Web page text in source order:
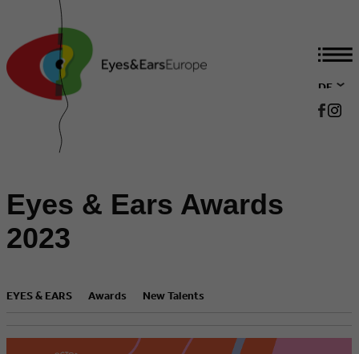
DE
EN
Eyes & Ears Awards
2023
EYES & EARS Awards New Talents